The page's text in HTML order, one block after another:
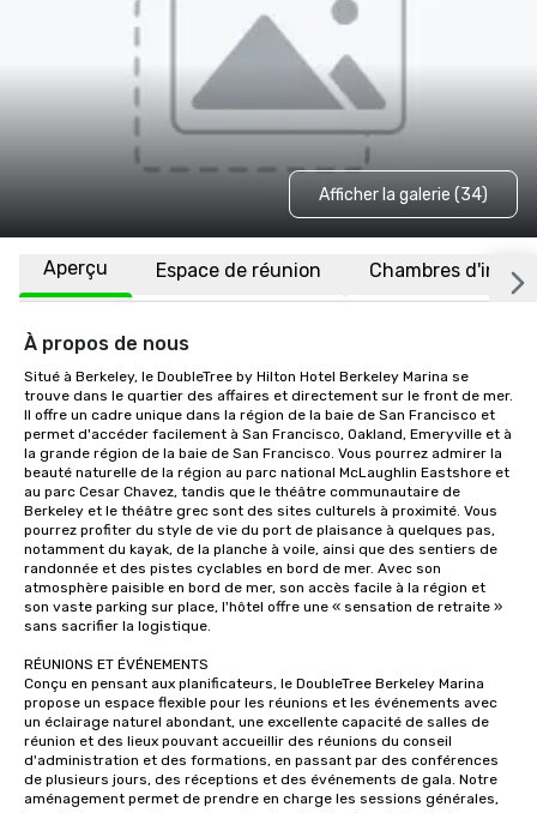
Afficher la galerie (34)
Aperçu Espace de réunion Chambres
À propos de nous
Situé à Berkeley, le DoubleTree by Hilton Hotel Berkeley Marina se
trouve dans le quartier des affaires et directement sur le front de mer.
Il offre un cadre unique dans la région de la baie de San Francisco et
permet d'accéder facilement à San Francisco, Oakland, Emeryville et à
la grande région de la baie de San Francisco. Vous pourrez admirer la
beauté naturelle de la région au parc national McLaughlin Eastshore et
au parc Cesar Chavez, tandis que le théâtre communautaire de
Berkeley et le théâtre grec sont des sites culturels à proximité. Vous
pourrez profiter du style de vie du port de plaisance à quelques pas,
notamment du kayak, de la planche à voile, ainsi que des sentiers de
randonnée et des pistes cyclables en bord de mer. Avec son
atmosphère paisible en bord de mer, son accès facile à la région et
son vaste parking sur place, l'hôtel offre une « sensation de retraite »
sans sacrifier la logistique.
RÉUNIONS ET ÉVÉNEMENTS
Conçu en pensant aux planificateurs, le DoubleTree Berkeley Marina
propose un espace flexible pour les réunions et les événements avec
un éclairage naturel abondant, une excellente capacité de salles de
réunion et des lieux pouvant accueillir des réunions du conseil
d'administration et des formations, en passant par des conférences
de plusieurs jours, des réceptions et des événements de gala. Notre
aménagement permet de prendre en charge les sessions générales,